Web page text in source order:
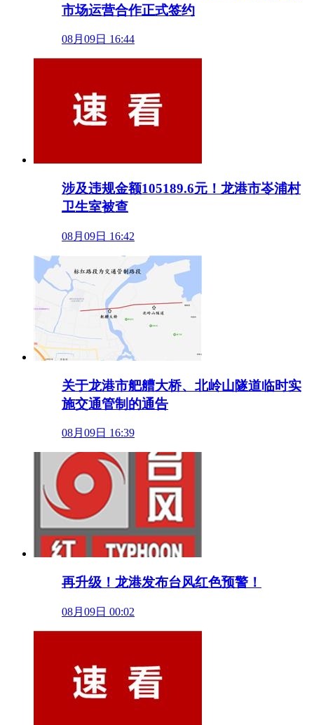
市场运营合作正式签约
08月09日 16:44
涉及违规金额105189.6元！龙港市岺浦村
卫生室被查
08月09日 16:42
关于龙港市舥艚大桥、北岭山隧道临时实
施交通管制的通告
08月09日 16:39
再升级！龙港发布台风红色预警！
08月09日 00:02